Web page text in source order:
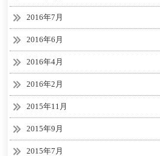
2016年7月
2016年6月
2016年4月
2016年2月
2015年11月
2015年9月
2015年7月